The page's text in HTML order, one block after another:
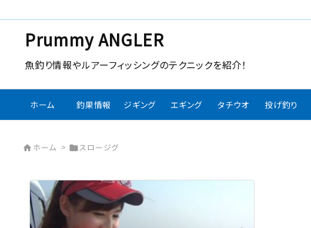
Prummy ANGLER
魚釣り情報やルアーフィッシングのテクニックを紹介！
ホーム 釣果情報 ジギング エギング タチウオ 投げ釣り
 ホーム > スロージグ